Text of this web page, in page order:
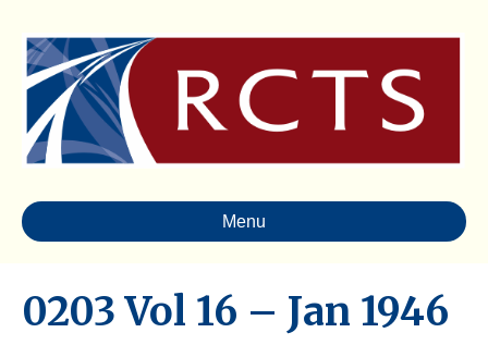
Menu
0203 Vol 16 – Jan 1946